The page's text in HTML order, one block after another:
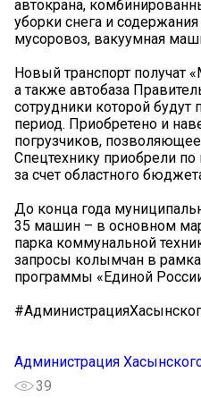
автокрана,
уборки снега и
мусоровоз, вакуумная
Новый транспорт получат
а также автобаза
сотрудники которой будут
период. Приобретено и
погрузчиков,
Спецтехнику приобрели
за счет областного
До конца года
35 машин – в основном
парка коммунальной
запросы колымчан в
программы «Единой
Администрация
39